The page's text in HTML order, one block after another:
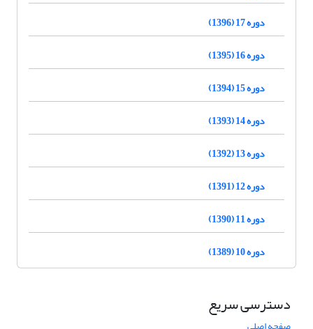
دوره 17 (1396)
دوره 16 (1395)
دوره 15 (1394)
دوره 14 (1393)
دوره 13 (1392)
دوره 12 (1391)
دوره 11 (1390)
دوره 10 (1389)
دسترسی سریع